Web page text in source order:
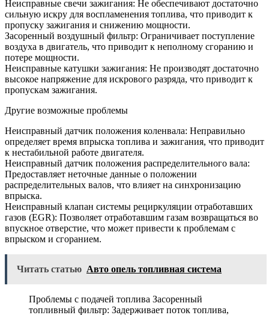
Неисправные свечи зажигания: Не обеспечивают достаточно
сильную искру для воспламенения топлива, что приводит к
пропуску зажигания и снижению мощности.
Засоренный воздушный фильтр: Ограничивает поступление
воздуха в двигатель, что приводит к неполному сгоранию и
потере мощности.
Неисправные катушки зажигания: Не производят достаточно
высокое напряжение для искрового разряда, что приводит к
пропускам зажигания.
Другие возможные проблемы
Неисправный датчик положения коленвала: Неправильно
определяет время впрыска топлива и зажигания, что приводит
к нестабильной работе двигателя.
Неисправный датчик положения распределительного вала:
Предоставляет неточные данные о положении
распределительных валов, что влияет на синхронизацию
впрыска.
Неисправный клапан системы рециркуляции отработавших
газов (EGR): Позволяет отработавшим газам возвращаться во
впускное отверстие, что может привести к проблемам с
впрыском и сгоранием.
Читать статью Авто опель топливная система
Проблемы с подачей топлива Засоренный
топливный фильтр: Задерживает поток топлива,